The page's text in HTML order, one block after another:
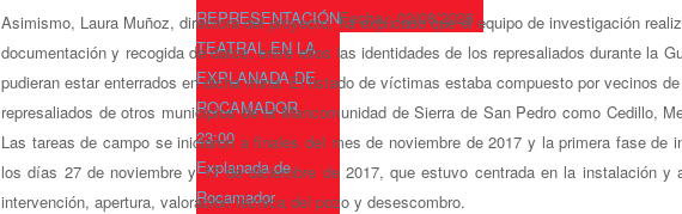
REPRESENTACIÓN
TEATRAL EN LA
EXPLANADA DE
ROCAMADOR
23:00
Explanada de
Rocamador
Fecha :02/08/2026
Asimismo, Laura Muñoz, directora del proyecto, ha explicado que el equipo de investigación
documentación y recogida de datos, entre ellos las identidades de los represaliados durante la
pudieran estar enterrados en dicha mina. El listado de víctimas estaba compuesto por vecinos
represaliados de otros municipios de la Mancomunidad de Sierra de San Pedro como Cedillo,
Las tareas de campo se iniciaron a finales del mes de noviembre de 2017 y la primera fase de
los días 27 de noviembre y 17 de diciembre de 2017, que estuvo centrada en la instalación y
intervención, apertura, valoración técnica del pozo y desescombro.